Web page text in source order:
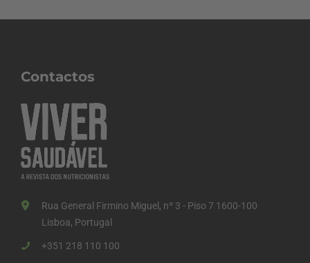
Contactos
Rua General Firmino Miguel, nº 3 - Piso 7 1600-100
Lisboa, Portugal
+351 218 110 100